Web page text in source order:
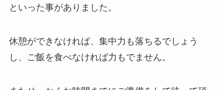
といった事がありました。
休憩ができなければ、集中力も落ちるでしょう
し、ご飯を食べなければ力もでません。